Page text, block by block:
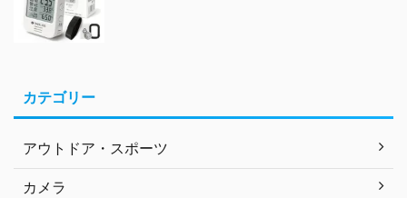
カテゴリー
アウトドア・スポーツ
カメラ